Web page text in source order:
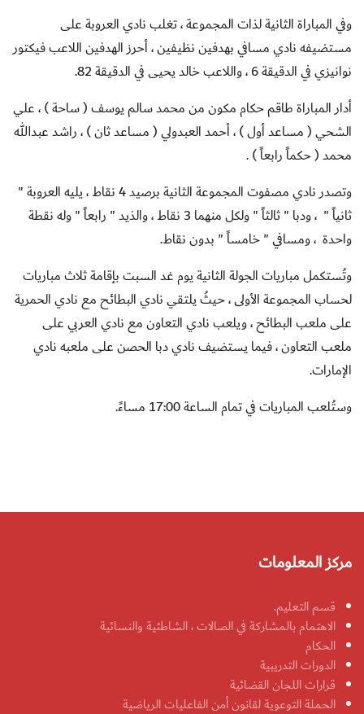
وفي المباراة الثانية لذات المجموعة ، تغلب نادي العروبة على
مستضيفه نادي مسافي بهدفين نظيفين ، أحرز الهدفين اللاعب فيكتور
نوانيزي في الدقيقة 6 ، واللاعب خالد يحيى في الدقيقة 82.
أدار المباراة طاقم حكام مكون من محمد سالم يوسف ( ساحة ) ، علي
الشحي ( مساعد أول ) ، أحمد العبدولي ( مساعد ثان ) ، راشد عبدالله
محمد ( حكماً رابعاً ) .
وتصدر نادي مصفوت المجموعة الثانية برصيد 4 نقاط ، يليه العروبة "
ثانياً " ، ودبا " ثالثاً " ولكل منهما 3 نقاط ، والذيد " رابعاً " وله نقطة
واحدة ، ومسافي " خامساً " بدون نقاط.
وتُستكمل مباريات الجولة الثانية يوم غد السبت بإقامة ثلاث مباريات
لحساب المجموعة الأولى ، حيثُ يلتقي نادي البطائح مع نادي الحمرية
على ملعب البطائح ، ويلعب نادي التعاون مع نادي العربي على
ملعب التعاون ، فيما يستضيف نادي دبا الحصن على ملعبه نادي
الإمارات.
وستُلعب المباريات في تمام الساعة 17:00 مساءً.
مركز المعلومات
قسم التعليم.
الاهتمام بالمشاركة في الصالات ، الشاطئية والنسائية
الحكام
الدورات التدريبية
قرارات اللجان القضائية
الحملة التوعوية لقانون أمن الفاعليات الرياضية